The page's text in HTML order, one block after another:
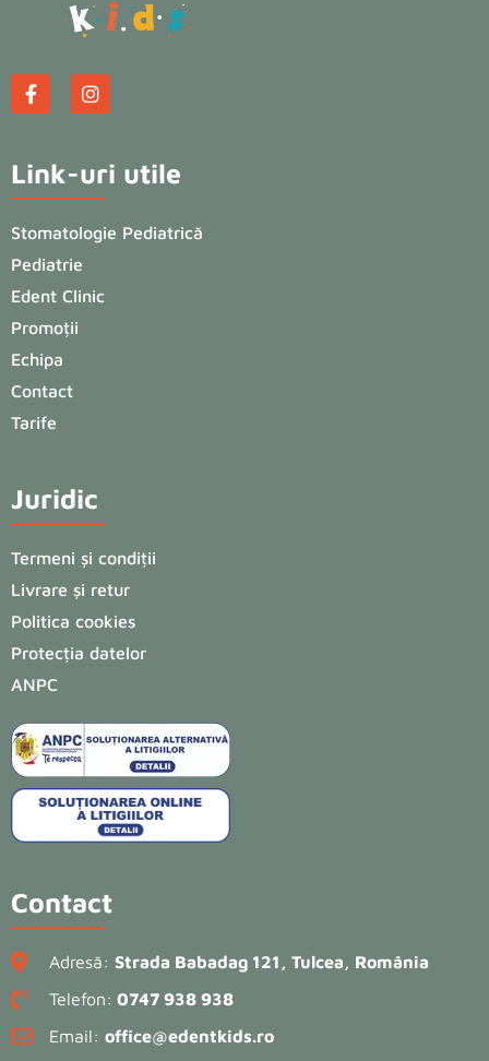
Link-uri utile
Stomatologie Pediatrică
Pediatrie
Edent Clinic
Promoții
Echipa
Contact
Tarife
Juridic
Termeni și condiții
Livrare și retur
Politica cookies
Protecția datelor
ANPC
Contact
Adresă: Strada Babadag 121, Tulcea, România
Telefon: 0747 938 938
Email: office@edentkids.ro